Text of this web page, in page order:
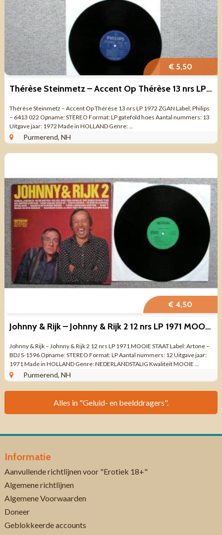
€ 5,50
Thérèse Steinmetz – Accent Op Thérèse 13 nrs LP 1972 ZGAN
Thérèse Steinmetz – Accent Op Thérèse 13 nrs LP 1972 ZGAN Label: Philips
– 6413 022 Opname: STEREO Format: LP gatefold hoes Aantal nummers: 13
Uitgave jaar: 1972 Made in HOLLAND Genre: ...
Purmerend, NH
€ 4,50
Johnny & Rijk – Johnny & Rijk 2 12 nrs LP 1971 MOOIE STAAT
Johnny & Rijk – Johnny & Rijk 2 12 nrs LP 1971 MOOIE STAAT Label: Artone –
BDJ S-1596 Opname: STEREO Format: LP Aantal nummers: 12 Uitgave jaar:
1971 Made in HOLLAND Genre: NEDERLANDSTALIG Kwaliteit MOOIE ...
Purmerend, NH
Alles in "Geluid- en beelddragers".
Informatie
Aanvullende richtlijnen voor "Erotiek 18+"
Algemene richtlijnen
Algemene Voorwaarden
Doneer
Geblokkeerde accounts